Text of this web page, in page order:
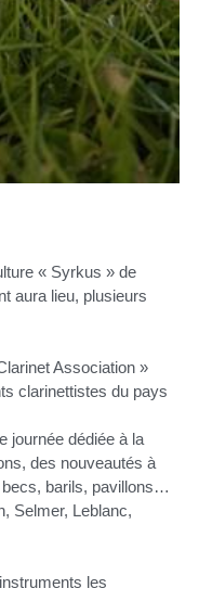
« Syrkus » de
aura lieu, plusieurs
Association »
clarinettistes du pays
journée dédiée à la
des nouveautés à
barils, pavillons…
Selmer, Leblanc,
les